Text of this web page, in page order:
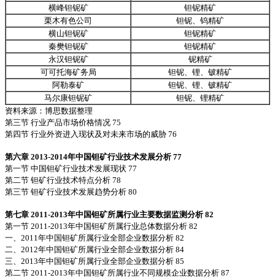
横峰钽铌矿
钽铌精矿
栗木有色公司
钽铌、钨精矿
横山钽铌矿
钽铌精矿
秦樊钽铌矿
钽铌精矿
永汉钽铌矿
铌精矿
可可托海矿务局
钽铌、锂、铍精矿
阿勒泰矿
钽铌、锂、铍精矿
马尔康钽铌矿
钽铌、锂精矿
资料来源： 博思数据整理
第三节 行业产品市场价格情况 75
第四节 行业外资进入现状及对未来市场的威胁 76
第六章 2013-2014年中国钽矿行业技术发展分析 77
第一节 中国钽矿行业技术发展现状 77
第二节 钽矿行业技术特点分析 78
第三节 钽矿行业技术发展趋势分析 80
第七章 2011-2013年中国钽矿所属行业主要数据监测分析 82
第一节 2011-2013年中国钽矿所属行业总体数据分析 82
一、2011年中国钽矿所属行业全部企业数据分析 82
二、2012年中国钽矿所属行业全部企业数据分析 84
三、2013年中国钽矿所属行业全部企业数据分析 85
第二节 2011-2013年中国钽矿所属行业不同规模企业数据分析 87